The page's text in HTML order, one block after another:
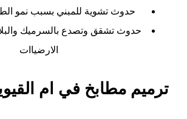
حدوث تشوية للمبني بسبب نمو
حدوث تشقق وتصدع بالسرميك
الارضياات
ترميم مطابخ في ام